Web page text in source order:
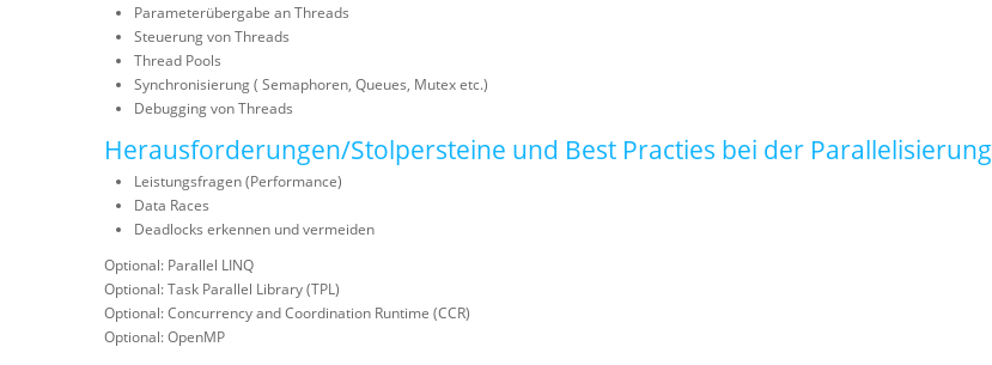
Parameterübergabe an Threads
Steuerung von Threads
Thread Pools
Synchronisierung ( Semaphoren, Queues, Mutex etc.)
Debugging von Threads
Herausforderungen/Stolpersteine und Best Practies bei der Parallelisierung
Leistungsfragen (Performance)
Data Races
Deadlocks erkennen und vermeiden
Optional: Parallel LINQ
Optional: Task Parallel Library (TPL)
Optional: Concurrency and Coordination Runtime (CCR)
Optional: OpenMP